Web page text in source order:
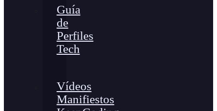
Guía
de
Perfiles
Tech
Vídeos
Manifiestos